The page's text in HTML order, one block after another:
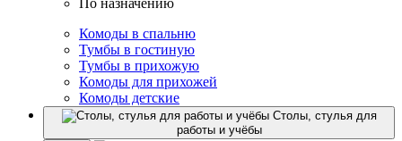
По назначению
Комоды в спальню
Тумбы в гостиную
Тумбы в прихожую
Комоды для прихожей
Комоды детские
Столы, стулья для
работы и учёбы